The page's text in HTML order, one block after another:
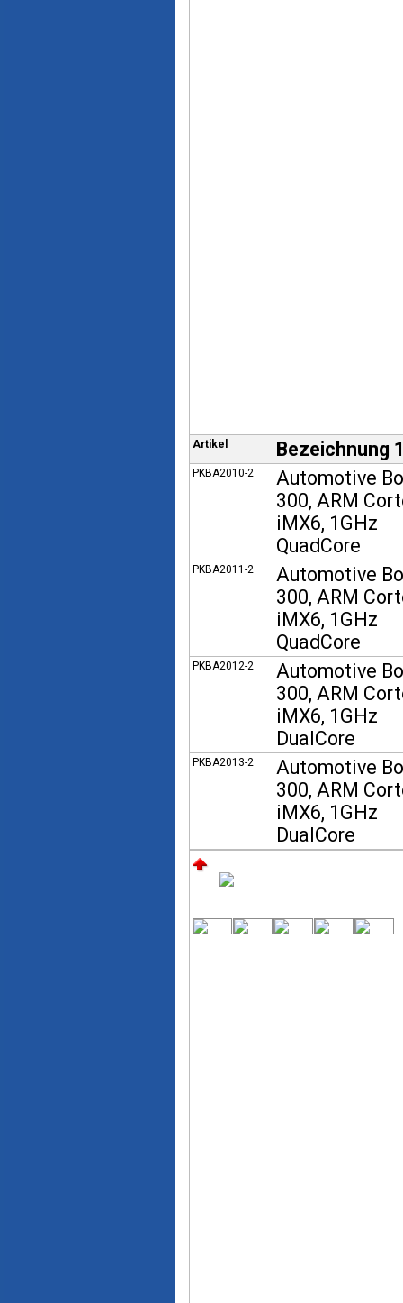
Artikel Bezeichnung
PKBA2010-2
Automotive
300, ARM
iMX6, 1GHz
QuadCore
PKBA2011-2
Automotive
300, ARM
iMX6, 1GHz
QuadCore
PKBA2012-2
Automotive
300, ARM
iMX6, 1GHz
DualCore
PKBA2013-2
Automotive
300, ARM
iMX6, 1GHz
DualCore